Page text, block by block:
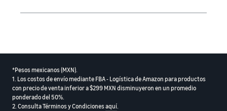
*Pesos mexicanos (MXN).
1. Los costos de envío mediante FBA - Logística de Amazon para productos
con precio de venta inferior a $299 MXN disminuyeron en un promedio
ponderado del 50%.
2. Consulta Términos y Condicionesaquí.